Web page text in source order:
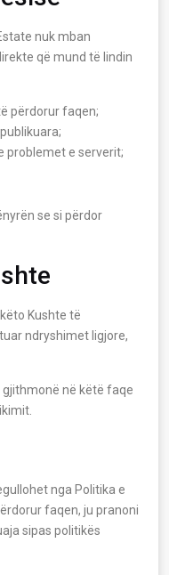
nuk mban
që mund të lindin
përdorur faqen;
problemet e serverit;
se si përdor
Kushte të
ndryshimet ligjore,
në këtë faqe
nga Politika e
faqen, ju pranoni
sipas politikës